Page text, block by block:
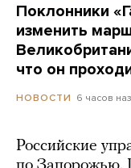
Поклонники
изменить
что он
НОВОСТИ 6 часов
Российские